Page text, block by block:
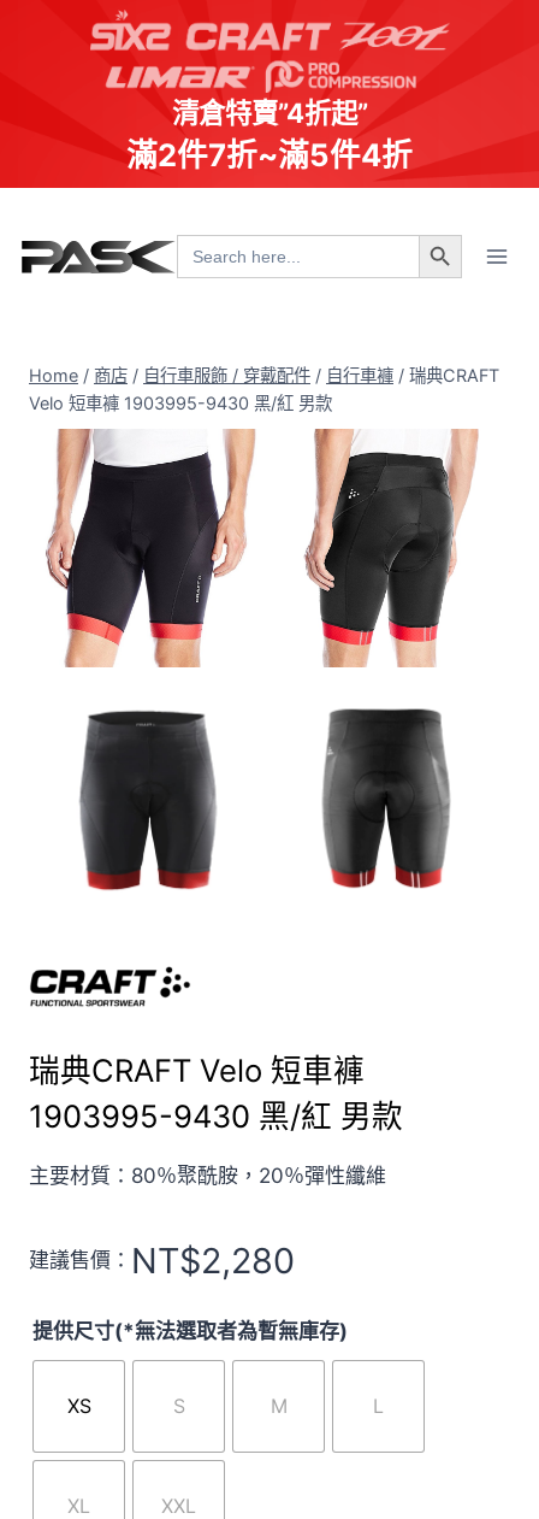
清倉特賣”4折起”
滿2件7折~滿5件4折
content
Search
for:
Search Button
Home / 商店 / 自行車服飾 / 穿戴配件 / 自行車褲 / 瑞典CRAFT
Velo 短車褲 1903995-9430 黑/紅 男款
瑞典CRAFT Velo 短車褲
1903995-9430 黑/紅 男款
主要材質：80％聚酰胺，20％彈性纖維
建議售價： NT$2,280
提供尺寸(*無法選取者為暫無庫存)
XS S M L
XL XXL